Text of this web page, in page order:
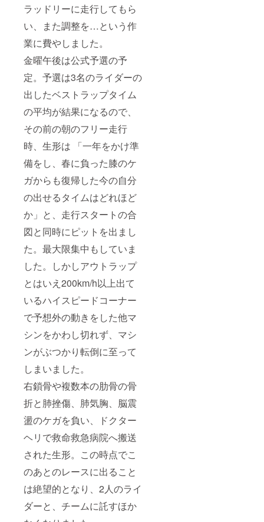
ラッドリーに走行してもら
い、また調整を…という作
業に費やしました。
金曜午後は公式予選の予
定。予選は3名のライダーの
出したベストラップタイム
の平均が結果になるので、
その前の朝のフリー走行
時、生形は 「一年をかけ準
備をし、春に負った膝のケ
ガからも復帰した今の自分
の出せるタイムはどれほど
か」と、走行スタートの合
図と同時にピットを出まし
た。最大限集中もしていま
した。しかしアウトラップ
とはいえ200km/h以上出て
いるハイスピードコーナー
で予想外の動きをした他マ
シンをかわし切れず、マシ
ンがぶつかり転倒に至って
しまいました。
右鎖骨や複数本の肋骨の骨
折と肺挫傷、肺気胸、脳震
盪のケガを負い、ドクター
ヘリで救命救急病院へ搬送
された生形。この時点でこ
のあとのレースに出ること
は絶望的となり、2人のライ
ダーと、チームに託すほか